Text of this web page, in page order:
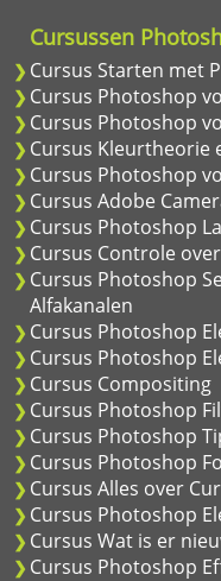
Cursussen
Cursus Starten met
Cursus Photoshop
Cursus Photoshop
Cursus Kleurtheorie
Cursus Photoshop
Cursus Adobe
Cursus Photoshop
Cursus Controle
Cursus Photoshop
Alfakanalen
Cursus Photoshop
Cursus Photoshop
Cursus Compositing
Cursus Photoshop
Cursus Photoshop
Cursus Photoshop
Cursus Alles over
Cursus Photoshop
Cursus Wat is er
Cursus Photoshop